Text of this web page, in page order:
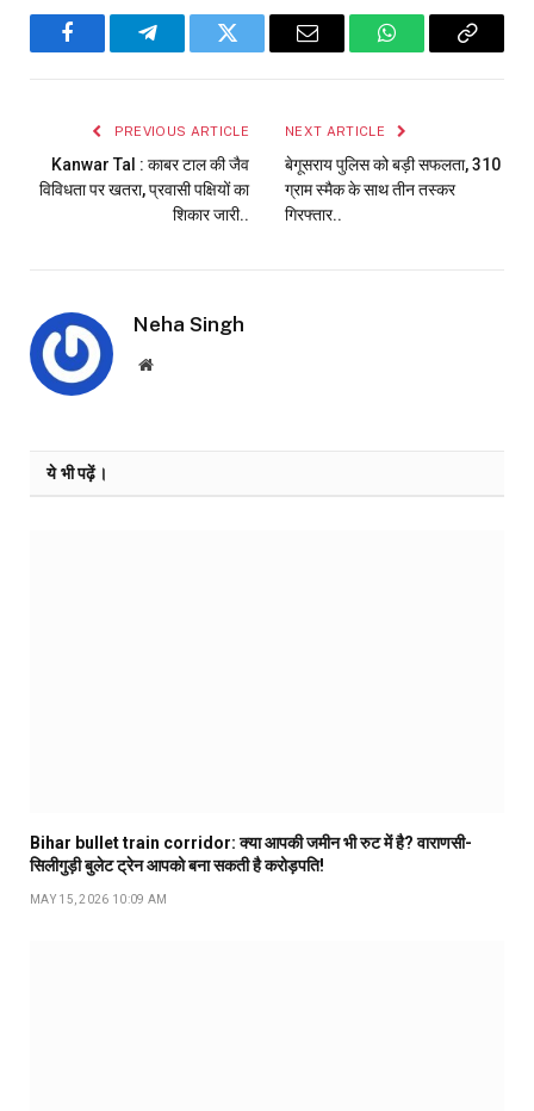
FacebookTelegramTwitter Email WhatsAppCopy
PREVIOUS ARTICLE
Kanwar Tal : काबर टाल की जैव
विविधता पर खतरा, प्रवासी पक्षियों का
शिकार जारी..
NEXT ARTICLE
बेगूसराय पुलिस को बड़ी सफलता, 310
ग्राम स्मैक के साथ तीन तस्कर
गिरफ्तार..
Neha Singh
Website
ये भी पढ़ें।
Bihar bullet train corridor: क्या आपकी जमीन भी रुट में है? वाराणसी-
सिलीगुड़ी बुलेट ट्रेन आपको बना सकती है करोड़पति!
MAY 15, 2026 10:09 AM